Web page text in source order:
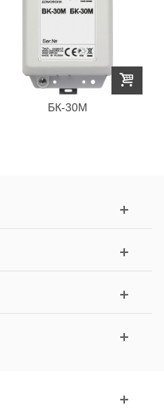
БК-30М